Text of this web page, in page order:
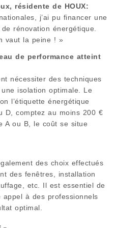
résidente de HOUX:
j’ai pu financer une
rénovation énergétique.
vaut la peine ! »
de performance atteint
nécessiter des techniques
isolation optimale. Le
l’étiquette énergétique
D, comptez au moins 200 €
A ou B, le coût se situe
des choix effectués
des fenêtres, installation
etc. Il est essentiel de
à des professionnels
optimal.